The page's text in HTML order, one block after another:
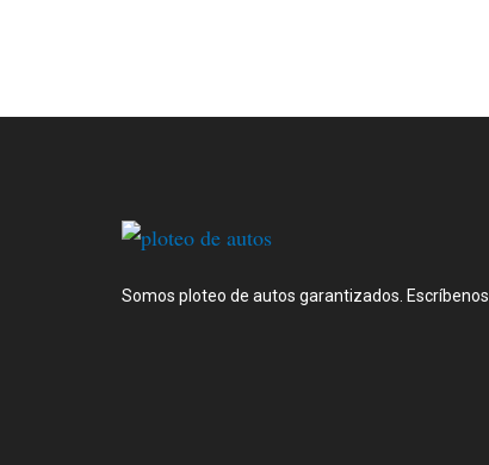
Somos ploteo de autos garantizados. Escríbenos